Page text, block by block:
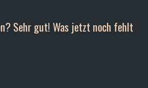
Sehr gut! Was jetzt noch fehlt